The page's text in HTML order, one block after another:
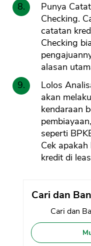
Punya
Checking.
catatan
Checking
alasan
Lolos
akan
kendaraan
seperti
Cek
kredit di
Cari dan
Cari dan